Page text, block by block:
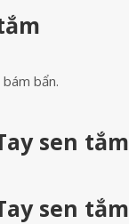
bẩn.
sen tắm
sen tắm